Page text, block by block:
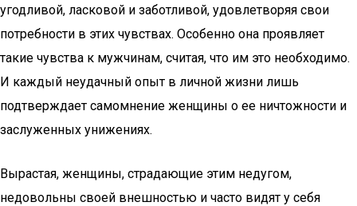
угодливой, ласковой и заботливой, удовлетворяя свои
потребности в этих чувствах. Особенно она проявляет
такие чувства к мужчинам, считая, что им это необходимо.
И каждый неудачный опыт в личной жизни лишь
подтверждает самомнение женщины о ее ничтожности и
заслуженных унижениях.
Вырастая, женщины, страдающие этим недугом,
недовольны своей внешностью и часто видят у себя